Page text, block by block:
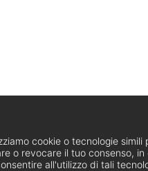
cookie o tecnologie
o revocare il tuo consenso, in
all'utilizzo di tali